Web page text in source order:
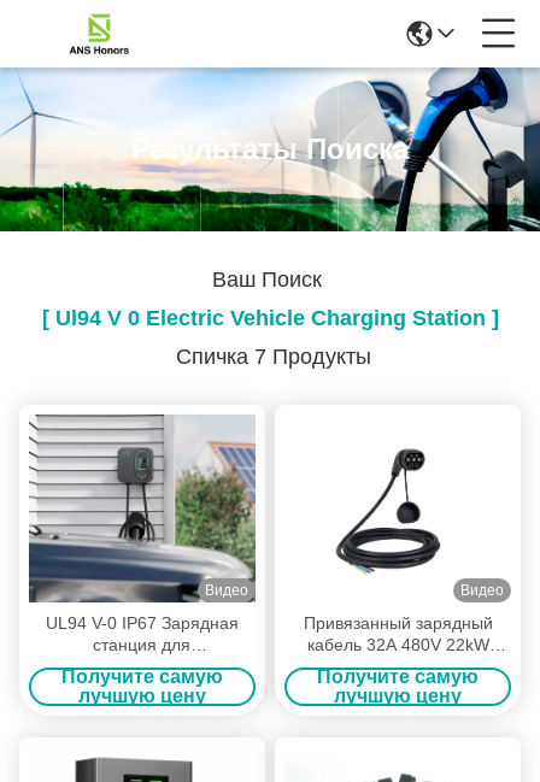
Результаты Поиска
Ваш Поиск
[ Ul94 V 0 Electric Vehicle Charging Station ]
Спичка 7 Продукты
Видео
UL94 V-0 IP67 Зарядная
станция для
электромобилей
Получите самую
лучшую цену
Видео
Привязанный зарядный
кабель 32A 480V 22kW
электротранспорта
стандартов IEC 62196 для
руководств ev типа 2
Получите самую
лучшую цену